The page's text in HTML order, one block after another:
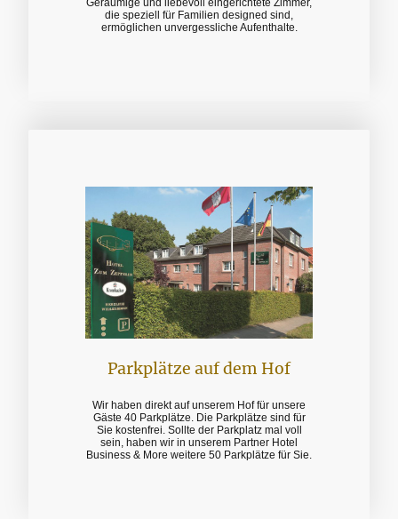
die speziell für Familien designed sind,
ermöglichen unvergessliche Aufenthalte.
Parkplätze auf dem Hof
Wir haben direkt auf unserem Hof für unsere
Gäste 40 Parkplätze. Die Parkplätze sind für
Sie kostenfrei. Sollte der Parkplatz mal voll
sein, haben wir in unserem Partner Hotel
Business & More weitere 50 Parkplätze für Sie.